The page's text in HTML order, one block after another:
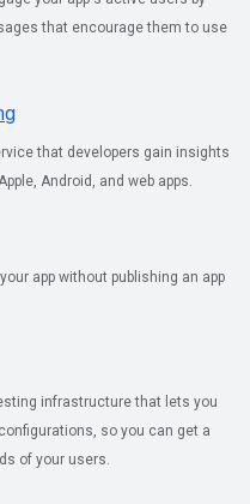
that encourage them to use
that developers gain insights
Android, and web apps.
app without publishing an app
infrastructure that lets you
so you can get a
of your users.